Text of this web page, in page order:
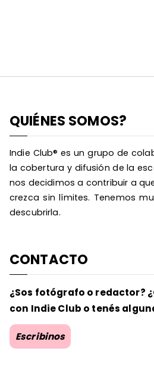
QUIÉNES SOMOS?
Indie Club® es un grupo de
la cobertura y difusión de la
nos decidimos a contribuir a
crezca sin límites. Tenemos
descubrirla.
CONTACTO
¿Sos fotógrafo o redactor?
con Indie Club o tenés
Escribinos